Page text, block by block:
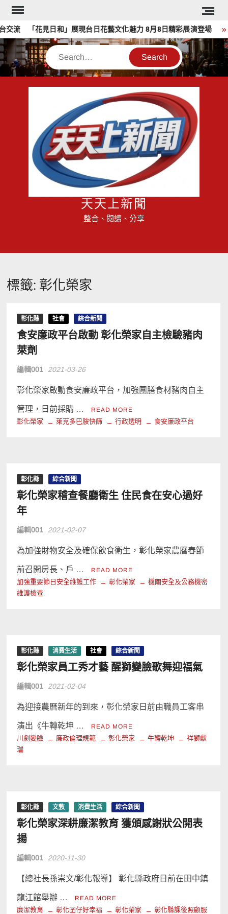
Skip
content「花見日和」展現台日花藝文化魅力 8月8日精彩展演登場
Search
天天上新聞
整合、閱讀、分享
標籤: 彰化榮家
彰化縣 社會 綜合新聞
食安廉政平台啟動 彰化榮家自主檢驗豬肉
萊劑
編輯001 2021-03-26
彰化榮家啟動食安廉政平台，加強團膳食材豬肉自主
管理，日前採購 … READ MORE
彰化榮家 萊克多巴胺快篩 行政透明 食安廉政平台
彰化縣 綜合新聞
彰化榮家稽查餐廳衛生 住民食在安心過好
年
編輯001 2021-02-07
為加強財物安全及確保飲食衛生，彰化榮家農曆春節
前召開房長、戶 … READ MORE
加強重要節日安全維護工作 彰化榮家
機關安全及公務機密
維護檢查
彰化縣 消費生活 社會 綜合新聞
彰化榮家員工秀才藝 醒獅變臉歌舞迎福氣
編輯001 2021-02-04
為迎接農曆新年的到來，彰化榮家日前由職員工客串
演出《牛轉乾坤 … READ MORE
川劇變臉 廉政倫理規範 彰化榮家 牛轉乾坤
祥獅獻
瑞
彰化縣 文教 消費生活 綜合新聞
彰化榮家深耕廉潔教育 獲頒感謝狀公開表
揚
編輯001 2020-11-30
【總社長孫崇文/彰化報導】 彰化縣政府日前在田中鎮
龍江館舉辦 … READ MORE
廉潔教育 彰化囝仔好幸福 彰化榮家
彰化縣課後照顧服